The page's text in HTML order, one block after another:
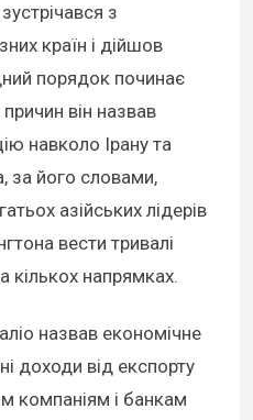
з
країн і дійшов
порядок починає
він назвав
навколо Ірану та
за його словами,
азійських лідерів
вести тривалі
кількох напрямках.
назвав економічне
доходи від експорту
компаніям і банкам